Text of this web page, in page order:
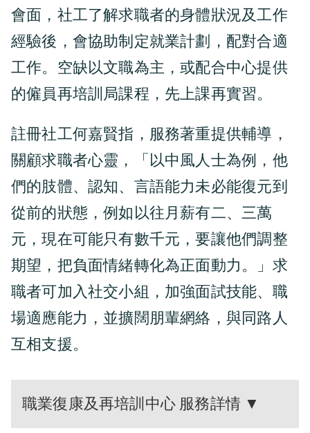
會面，社工了解求職者的身體狀況及工作
經驗後，會協助制定就業計劃，配對合適
工作。空缺以文職為主，或配合中心提供
的僱員再培訓局課程，先上課再實習。
註冊社工何嘉賢指，服務著重提供輔導，
關顧求職者心靈，「以中風人士為例，他
們的肢體、認知、言語能力未必能復元到
從前的狀態，例如以往月薪有二、三萬
元，現在可能只有數千元，要讓他們調整
期望，把負面情緒轉化為正面動力。」求
職者可加入社交小組，加強面試技能、職
場適應能力，並擴闊朋輩網絡，與同路人
互相支援。
職業復康及再培訓中心 服務詳情 ▼